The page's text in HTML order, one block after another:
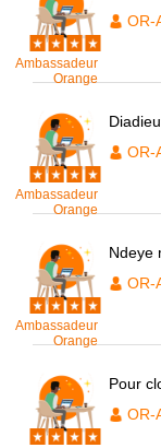
Ambassadeur
Orange
OR-
Ambassadeur
Orange
OR-
Ambassadeur
Orange
Ndeye
OR-
Pour
OR-